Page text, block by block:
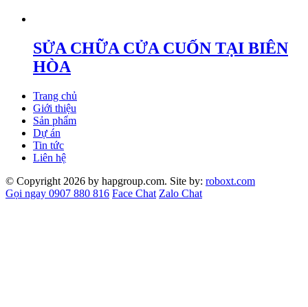
SỬA CHỮA CỬA CUỐN TẠI BIÊN
HÒA
Trang chủ
Giới thiệu
Sản phẩm
Dự án
Tin tức
Liên hệ
© Copyright 2026 by hapgroup.com. Site by: roboxt.com
Gọi ngay 0907 880 816 Face Chat Zalo Chat